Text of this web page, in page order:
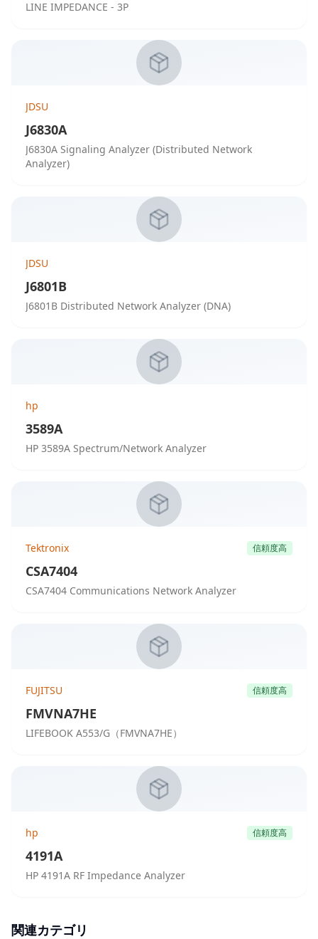
LINE IMPEDANCE - 3P
JDSU
J6830A
J6830A Signaling Analyzer (Distributed Network
Analyzer)
JDSU
J6801B
J6801B Distributed Network Analyzer (DNA)
hp
3589A
HP 3589A Spectrum/Network Analyzer
Tektronix 信頼度高
CSA7404
CSA7404 Communications Network Analyzer
FUJITSU 信頼度高
FMVNA7HE
LIFEBOOK A553/G（FMVNA7HE）
hp 信頼度高
4191A
HP 4191A RF Impedance Analyzer
関連カテゴリ